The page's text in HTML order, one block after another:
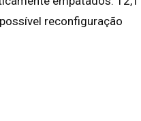
reconfiguração